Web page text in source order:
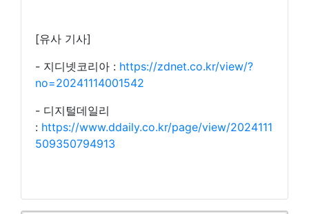
[유사 기사]
- 지디넷코리아 : https://zdnet.co.kr/view/?
no=20241114001542
- 디지털데일리
: https://www.ddaily.co.kr/page/view/2024111
509350794913